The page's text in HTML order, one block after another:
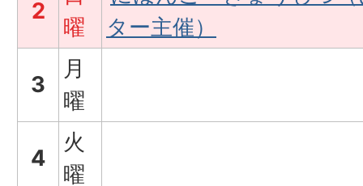
2
曜
ター主催）
3
月
曜
4
火
曜